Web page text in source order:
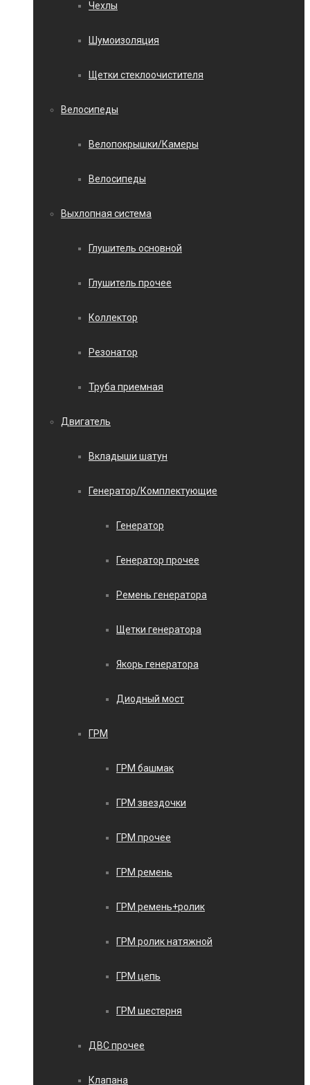
Чехлы
Шумоизоляция
Щетки стеклоочистителя
Велосипеды
Велопокрышки/Камеры
Велосипеды
Выхлопная система
Глушитель основной
Глушитель прочее
Коллектор
Резонатор
Труба приемная
Двигатель
Вкладыши шатун
Генератор/Комплектующие
Генератор
Генератор прочее
Ремень генератора
Щетки генератора
Якорь генератора
Диодный мост
ГРМ
ГРМ башмак
ГРМ звездочки
ГРМ прочее
ГРМ ремень
ГРМ ремень+ролик
ГРМ ролик натяжной
ГРМ цепь
ГРМ шестерня
ДВС прочее
Клапана